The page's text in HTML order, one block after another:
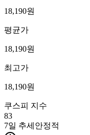
18,190원
평균가
18,190원
최고가
18,190원
쿠스피 지수
83
7일 추세 안정적